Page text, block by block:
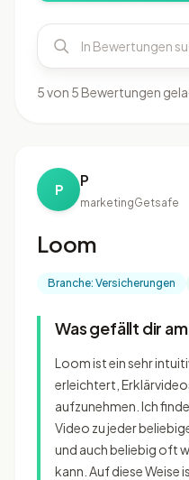
5 von 5 Bewertungen
P P
marketingGetsafe
Loom
Branche: Versicherungen
Was gefällt dir
Loom ist ein sehr
erleichtert,
aufzunehmen. Ich
Video zu jeder
und auch beliebig oft
kann. Auf diese Weise